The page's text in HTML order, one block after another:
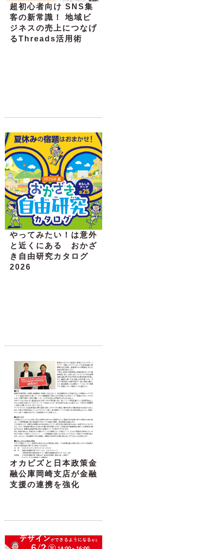
超初心者向け SNS集
客の新常識！ 地域ビ
ジネスの売上につなげ
るThreads活用術
やってみたい！は意外
と近くにある おかざ
き自由研究カタログ
2026
オカビズと日本政策金
融公庫岡崎支店が金融
支援の連携を強化